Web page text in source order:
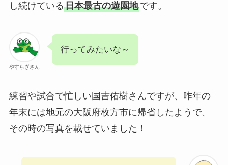
し続けている日本最古の遊園地です。
やすらぎさん
行ってみたいな～
練習や試合で忙しい国吉佑樹さんですが、昨年の
年末には地元の大阪府枚方市に帰省したようで、
その時の写真を載せていました！